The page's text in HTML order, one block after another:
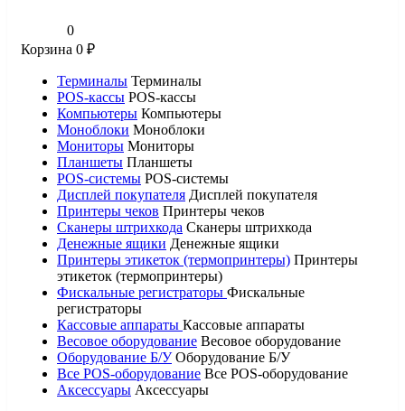
0
Корзина 0 ₽
Терминалы Терминалы
POS-кассы POS-кассы
Компьютеры Компьютеры
Моноблоки Моноблоки
Мониторы Мониторы
Планшеты Планшеты
POS-системы POS-системы
Дисплей покупателя Дисплей покупателя
Принтеры чеков Принтеры чеков
Сканеры штрихкода Сканеры штрихкода
Денежные ящики Денежные ящики
Принтеры этикеток (термопринтеры) Принтеры
этикеток (термопринтеры)
Фискальные регистраторы Фискальные
регистраторы
Кассовые аппараты Кассовые аппараты
Весовое оборудование Весовое оборудование
Оборудование Б/У Оборудование Б/У
Все POS-оборудование Все POS-оборудование
Аксессуары Аксессуары